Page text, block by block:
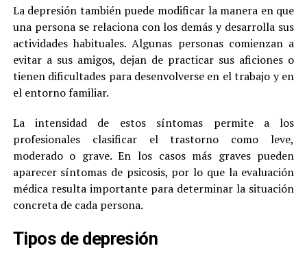
La depresión también puede modificar la manera en que
una persona se relaciona con los demás y desarrolla sus
actividades habituales. Algunas personas comienzan a
evitar a sus amigos, dejan de practicar sus aficiones o
tienen dificultades para desenvolverse en el trabajo y en
el entorno familiar.
La intensidad de estos síntomas permite a los
profesionales clasificar el trastorno como leve,
moderado o grave. En los casos más graves pueden
aparecer síntomas de psicosis, por lo que la evaluación
médica resulta importante para determinar la situación
concreta de cada persona.
Tipos de depresión